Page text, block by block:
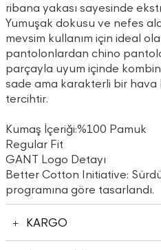
ribana yakası sayesinde
Yumuşak dokusu ve nefes
mevsim kullanım için ideal
pantolonlardan chino
parçayla uyum içinde
sade ama karakterli bir
tercihtir.
Kumaş İçeriği:%100 Pamuk
Regular Fit
GANT Logo Detayı
Better Cotton Initiative:
programına göre tasarlandı.
KARGO